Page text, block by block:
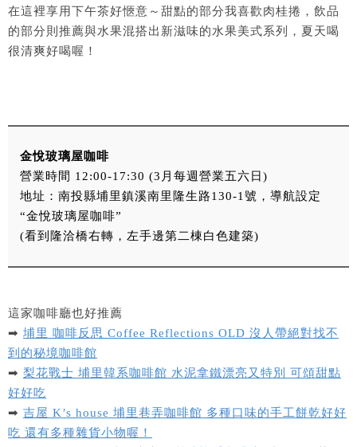
在這裡享用下午茶好愜意～甜點的部分我喜歡肉桂捲，飲品
的部分則推薦與水果混搭出新滋味的水果美式系列，夏天喝
很清爽好喝喔！
金悅玻璃屋咖啡
營業時間 12:00-17:30 (3月每週營業五六日)
地址：南投縣埔里鎮溪南里隆生路130-1號，導航設定
“金悅玻璃屋咖啡”
(看到隆洽橋右轉，左手邊第二棟白色建築)
這家咖啡廳也好推薦
➡ 埔里 咖啡反思 Coffee Reflections OLD 沒人帶絕對找不
到的秘境咖啡館
➡ 梨花戰士 埔里韓系咖啡館 水泥拿鐵漂亮又特別 可頌甜點
好好吃
➡ 吉屋 K’s house 埔里巷弄咖啡館 多種口味的手工餅乾好好
吃 還有多種雜貨小物喔！